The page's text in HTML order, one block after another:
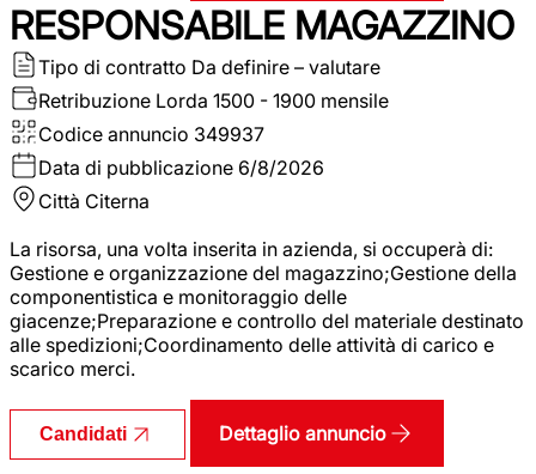
RESPONSABILE MAGAZZINO
Tipo di contratto Da definire – valutare
Retribuzione Lorda 1500 - 1900 mensile
Codice annuncio 349937
Data di pubblicazione 6/8/2026
Città Citerna
La risorsa, una volta inserita in azienda, si occuperà di:
Gestione e organizzazione del magazzino;Gestione della
componentistica e monitoraggio delle
giacenze;Preparazione e controllo del materiale destinato
alle spedizioni;Coordinamento delle attività di carico e
scarico merci.
Candidati Dettaglio annuncio